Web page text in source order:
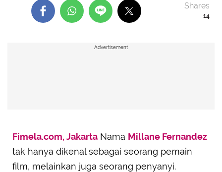
14
Shares
Advertisement
Fimela.com, Jakarta Nama Millane Fernandez
tak hanya dikenal sebagai seorang pemain
film, melainkan juga seorang penyanyi.